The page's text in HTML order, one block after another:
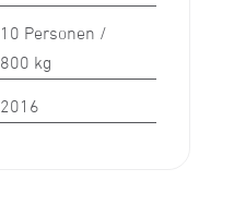
10 Personen /
800 kg
2016